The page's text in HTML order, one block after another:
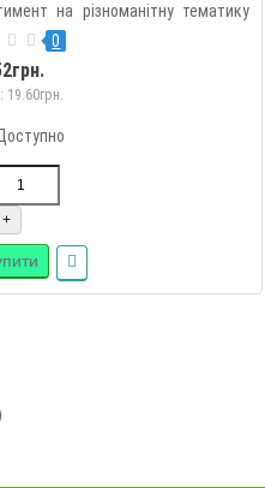
на різноманітну тематику
кожному на свій смак.
щоденники, пенали,
0
19.60грн.
+